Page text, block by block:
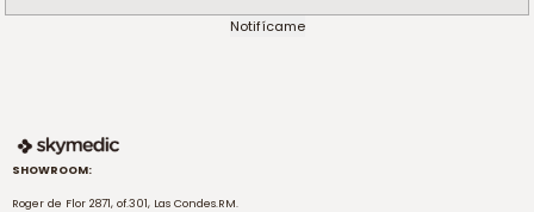
Notifícame
SHOWROOM:
Roger de Flor 2871, of.301, Las Condes.RM.